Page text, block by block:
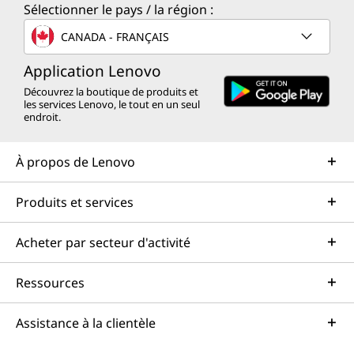
Sélectionner le pays / la région :
CANADA - FRANÇAIS
Application Lenovo
Découvrez la boutique de produits et
les services Lenovo, le tout en un seul
endroit.
À propos de Lenovo
Produits et services
Acheter par secteur d'activité
Ressources
Assistance à la clientèle